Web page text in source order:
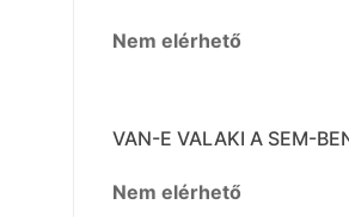
Nem elérhető
VAN-E VALAKI A SEM-
Nem elérhető